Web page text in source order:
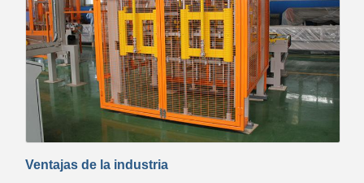
Ventajas de la industria